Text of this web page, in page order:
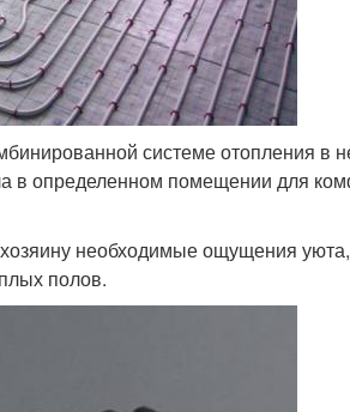
системе отопления в
в определенном помещении для
необходимые ощущения
полов.